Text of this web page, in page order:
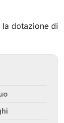
la dotazione di